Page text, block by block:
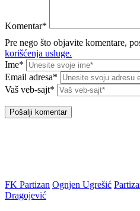
Komentar*
Pre nego što objavite komentare,
korišćenja usluge.
Ime*
Email adresa*
Vaš veb-sajt*
FK Partizan Ognjen Ugrešić
Dragojević